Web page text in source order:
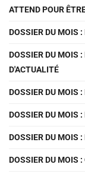
ATTEND POUR
DOSSIER DU MOIS
DOSSIER DU MOIS
D'ACTUALITÉ
DOSSIER DU MOIS
DOSSIER DU MOIS
DOSSIER DU MOIS
DOSSIER DU MOIS :